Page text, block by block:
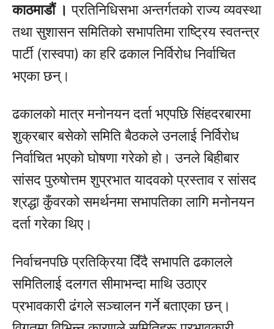
काठमाडौं । प्रतिनिधिसभा अन्तर्गतको राज्य व्यवस्था
तथा सुशासन समितिको सभापतिमा राष्ट्रिय स्वतन्त्र
पार्टी (रास्वपा) का हरि ढकाल निर्विरोध निर्वाचित
भएका छन्।
ढकालको मात्र मनोनयन दर्ता भएपछि सिंहदरबारमा
शुक्रबार बसेको समिति बैठकले उनलाई निर्विरोध
निर्वाचित भएको घोषणा गरेको हो। उनले बिहीबार
सांसद पुरुषोत्तम शुप्रभात यादवको प्रस्ताव र सांसद
श्रद्धा कुँवरको समर्थनमा सभापतिका लागि मनोनयन
दर्ता गरेका थिए।
निर्वाचनपछि प्रतिक्रिया दिँदै सभापति ढकालले
समितिलाई दलगत सीमाभन्दा माथि उठाएर
प्रभावकारी ढंगले सञ्चालन गर्ने बताएका छन्।